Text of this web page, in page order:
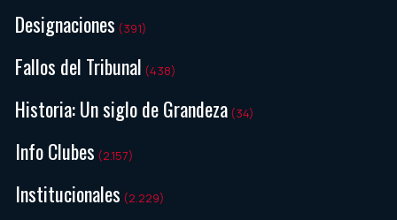
Designaciones (391)
Fallos del Tribunal (438)
Historia: Un siglo de Grandeza (34)
Info Clubes (2.157)
Institucionales (2.229)